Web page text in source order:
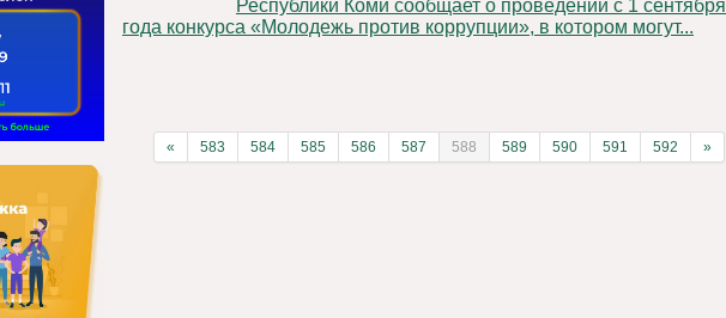
Республики Коми сообщает о проведении с 1
года конкурса «Молодежь против коррупции», в котором могут...
« 583 584 585 586 587 588 589 590 591 592 »